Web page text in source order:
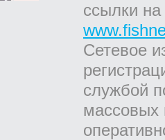
ссылки на
Сетевое
службой
массовых